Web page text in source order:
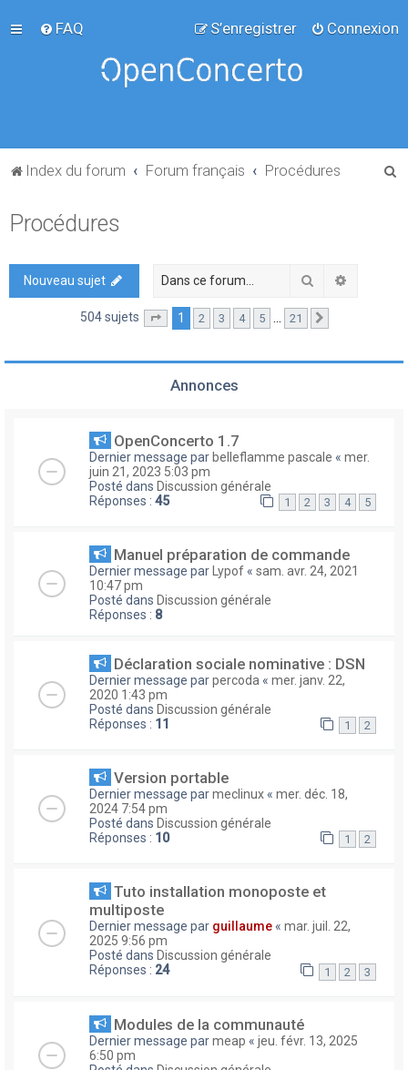
FAQ Connexion
S’enregistrer
Index du forum Forum français Procédures
Procédures
Nouveau sujet Rechercher
504 sujets Page sur21
1 2 3 4 5 … 21
Annonces
OpenConcerto 1.7
Dernier message par belleflamme pascale « mer.
juin 21, 2023 5:03 pm
Posté dans Discussion générale
Réponses : 45 1 2 3 4 5
Manuel préparation de commande
Dernier message par Lypof « sam. avr. 24, 2021
10:47 pm
Posté dans Discussion générale
Réponses : 8
Déclaration sociale nominative : DSN
Dernier message parpercoda « mer. janv. 22,
2020 1:43 pm
Posté dans Discussion générale
Réponses : 11 1 2
Version portable
Dernier message parmeclinux « mer. déc. 18,
2024 7:54 pm
Posté dans Discussion générale
Réponses : 10 1 2
Tuto installation monoposte et
multiposte
Dernier message par guillaume « mar. juil. 22,
2025 9:56 pm
Posté dans Discussion générale
Réponses : 24 1 2 3
Modules de la communauté
Dernier message parmeap « jeu. févr. 13, 2025
6:50 pm